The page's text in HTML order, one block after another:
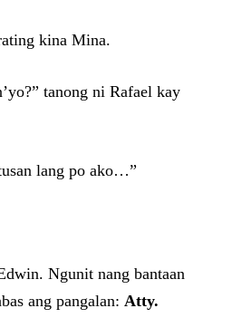
kina Mina.
tanong ni Rafael kay
lang po ako…”
Ngunit nang bantaan
ang pangalan: Atty.